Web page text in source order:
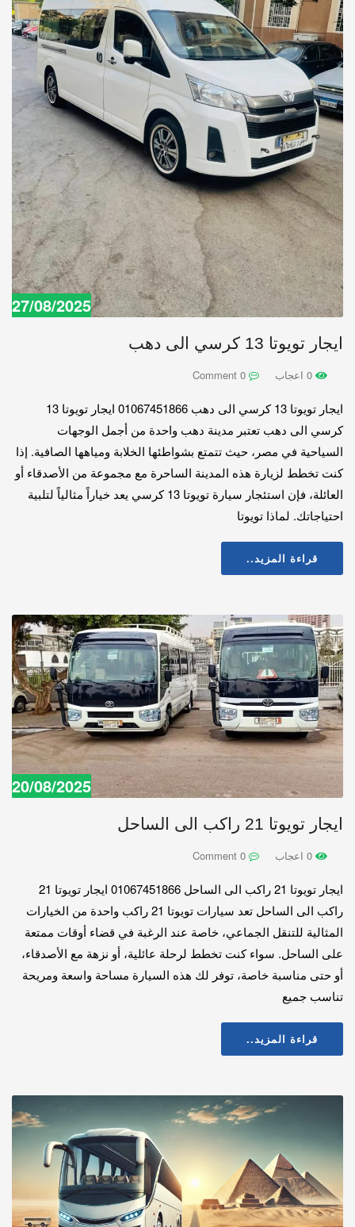
27/08/2025
ايجار تويوتا 13 كرسي الى دهب
ايجار تويوتا 13 كرسي الى دهب 01067451866 ايجار تويوتا 13
كرسي الى دهب تعتبر مدينة دهب واحدة من أجمل الوجهات
السياحية في مصر، حيث تتمتع بشواطئها الخلابة ومياهها الصافية. إذا
كنت تخطط لزيارة هذه المدينة الساحرة مع مجموعة من الأصدقاء أو
العائلة، فإن استئجار سيارة تويوتا 13 كرسي يعد خياراً مثالياً لتلبية
احتياجاتك. لماذا تويوتا
قراءة المزيد..
20/08/2025
ايجار تويوتا 21 راكب الى الساحل
ايجار تويوتا 21 راكب الى الساحل 01067451866 ايجار تويوتا 21
راكب الى الساحل تعد سيارات تويوتا 21 راكب واحدة من الخيارات
المثالية للتنقل الجماعي، خاصة عند الرغبة في قضاء أوقات ممتعة
على الساحل. سواء كنت تخطط لرحلة عائلية، أو نزهة مع الأصدقاء،
أو حتى مناسبة خاصة، توفر لك هذه السيارة مساحة واسعة ومريحة
تناسب جميع
قراءة المزيد..